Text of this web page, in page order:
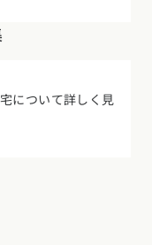
について詳しく見